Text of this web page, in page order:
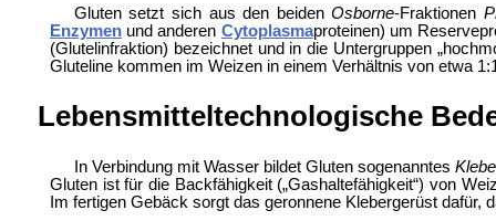
Gluten setzt sich aus den beidenOsborne-Fraktionen
Enzymenund anderen Cytoplasmaproteinen) um
(Glutelinfraktion) bezeichnet und in die Untergruppen
Gluteline kommen im Weizen in einem Verhältnis von etwa
Lebensmitteltechnologische
In Verbindung mit Wasser bildet Gluten sogenanntes
Gluten ist für die Backfähigkeit („Gashaltefähigkeit“) von
Im fertigen Gebäck sorgt das geronnene Klebergerüst dafür,